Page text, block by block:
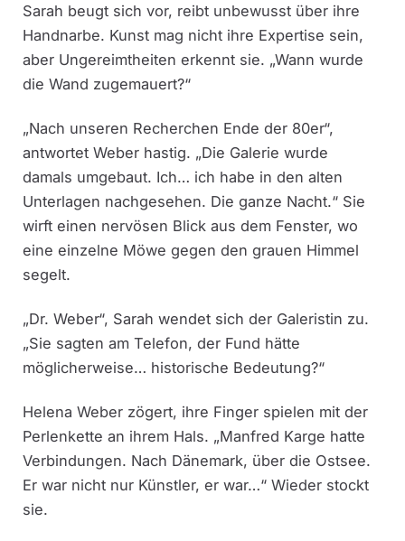
Sarah beugt sich vor, reibt unbewusst über ihre
Handnarbe. Kunst mag nicht ihre Expertise sein,
aber Ungereimtheiten erkennt sie. „Wann wurde
die Wand zugemauert?“
„Nach unseren Recherchen Ende der 80er“,
antwortet Weber hastig. „Die Galerie wurde
damals umgebaut. Ich… ich habe in den alten
Unterlagen nachgesehen. Die ganze Nacht.“ Sie
wirft einen nervösen Blick aus dem Fenster, wo
eine einzelne Möwe gegen den grauen Himmel
segelt.
„Dr. Weber“, Sarah wendet sich der Galeristin zu.
„Sie sagten am Telefon, der Fund hätte
möglicherweise… historische Bedeutung?“
Helena Weber zögert, ihre Finger spielen mit der
Perlenkette an ihrem Hals. „Manfred Karge hatte
Verbindungen. Nach Dänemark, über die Ostsee.
Er war nicht nur Künstler, er war…“ Wieder stockt
sie.